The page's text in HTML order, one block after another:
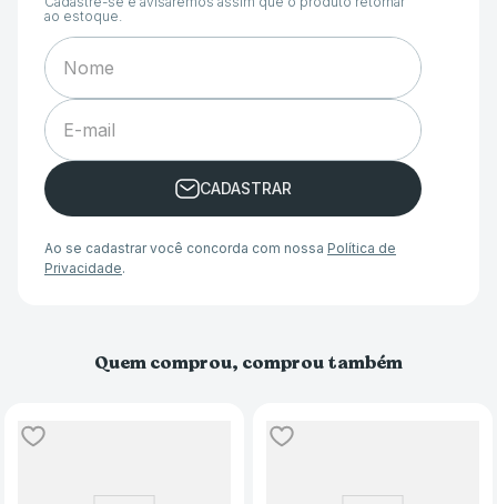
Ao se cadastrar você concorda com nossa Política de
Privacidade.
Quem comprou, comprou também